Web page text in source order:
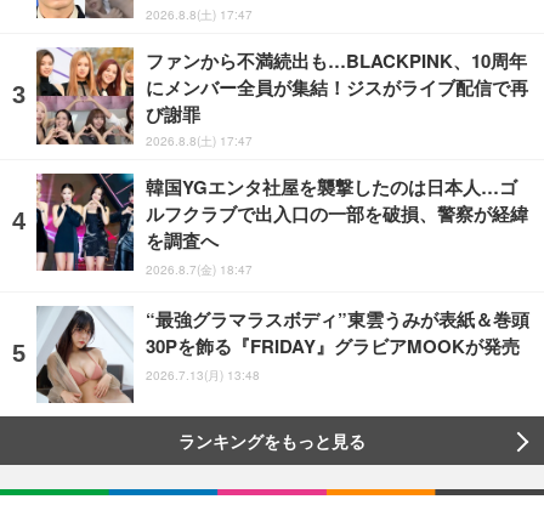
2026.8.8(土) 17:47
ファンから不満続出も…BLACKPINK、10周年
にメンバー全員が集結！ジスがライブ配信で再
び謝罪
2026.8.8(土) 17:47
韓国YGエンタ社屋を襲撃したのは日本人…ゴ
ルフクラブで出入口の一部を破損、警察が経緯
を調査へ
2026.8.7(金) 18:47
“最強グラマラスボディ”東雲うみが表紙＆巻頭
30Pを飾る『FRIDAY』グラビアMOOKが発売
2026.7.13(月) 13:48
ランキングをもっと見る